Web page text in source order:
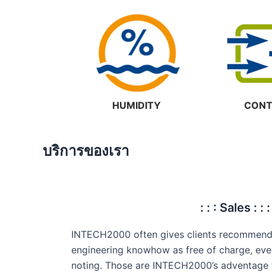
HUMIDITY
บริการของเรา
: : : Sales : : :
INTECH2000 often gives clients
engineering knowhow as free of charge,
noting. Those are INTECH2000’s